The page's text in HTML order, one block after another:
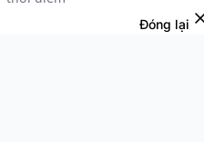
Đóng lại